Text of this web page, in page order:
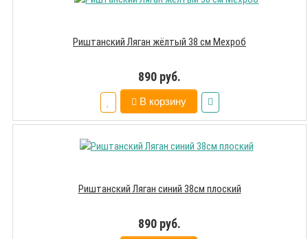
Риштанский Ляган жёлтый 38 см Мехроб
890 руб.
В корзину
Риштанский Ляган синий 38см плоский
890 руб.